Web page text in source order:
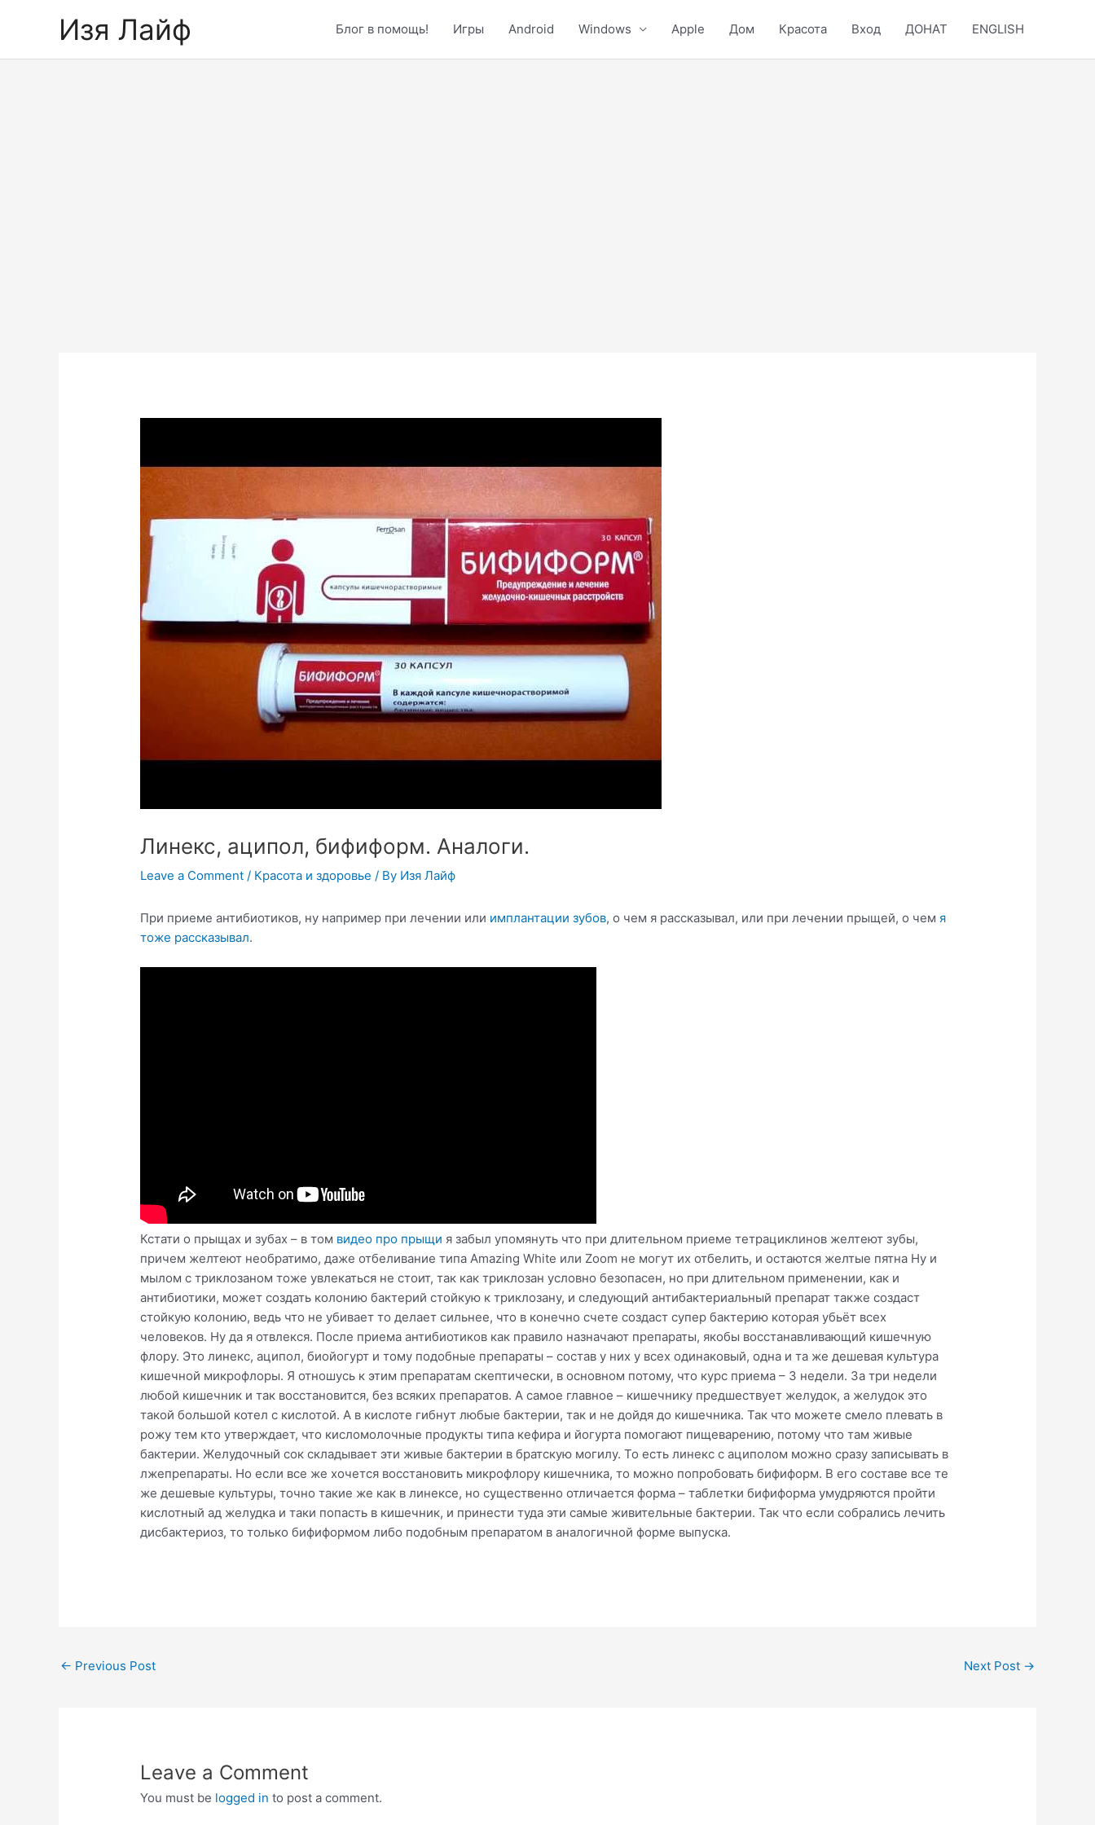
Изя Лайф Блог в помощь! Игры Android Windows Apple Дом Красота Вход ДОНАТ ENGLISH
Линекс, аципол, бифиформ. Аналоги.
Leave a Comment / Красота и здоровье / By Изя Лайф
При приеме антибиотиков, ну например при лечении или имплантации зубов, о чем я рассказывал, или при лечении прыщей, о чемя
тоже рассказывал.
Кстати о прыщах и зубах – в том видео про прыщи я забыл упомянуть что при длительном приеме тетрациклинов желтеют зубы,
причем желтеют необратимо, даже отбеливание типа Amazing White или Zoom не могут их отбелить, и остаются желтые пятна Ну и
мылом с триклозаном тоже увлекаться не стоит, так как триклозан условно безопасен, но при длительном применении, как и
антибиотики, может создать колонию бактерий стойкую к триклозану, и следующий антибактериальный препарат также создаст
стойкую колонию, ведь что не убивает то делает сильнее, что в конечно счете создаст супер бактерию которая убьёт всех
человеков. Ну да я отвлекся. После приема антибиотиков как правило назначают препараты, якобы восстанавливающий кишечную
флору. Это линекс, аципол, биойогурт и тому подобные препараты – состав у них у всех одинаковый, одна и та же дешевая культура
кишечной микрофлоры. Я отношусь к этим препаратам скептически, в основном потому, что курс приема – 3 недели. За три недели
любой кишечник и так восстановится, без всяких препаратов. А самое главное – кишечнику предшествует желудок, а желудок это
такой большой котел с кислотой. А в кислоте гибнут любые бактерии, так и не дойдя до кишечника. Так что можете смело плевать в
рожу тем кто утверждает, что кисломолочные продукты типа кефира и йогурта помогают пищеварению, потому что там живые
бактерии. Желудочный сок складывает эти живые бактерии в братскую могилу. То есть линекс с ациполом можно сразу записывать в
лжепрепараты. Но если все же хочется восстановить микрофлору кишечника, то можно попробовать бифиформ. В его составе все те
же дешевые культуры, точно такие же как в линексе, но существенно отличается форма – таблетки бифиформа умудряются пройти
кислотный ад желудка и таки попасть в кишечник, и принести туда эти самые живительные бактерии. Так что если собрались лечить
дисбактериоз, то только бифиформом либо подобным препаратом в аналогичной форме выпуска.
Post
← Previous Post Next Post →
Leave a Comment
You must be logged in to post a comment.